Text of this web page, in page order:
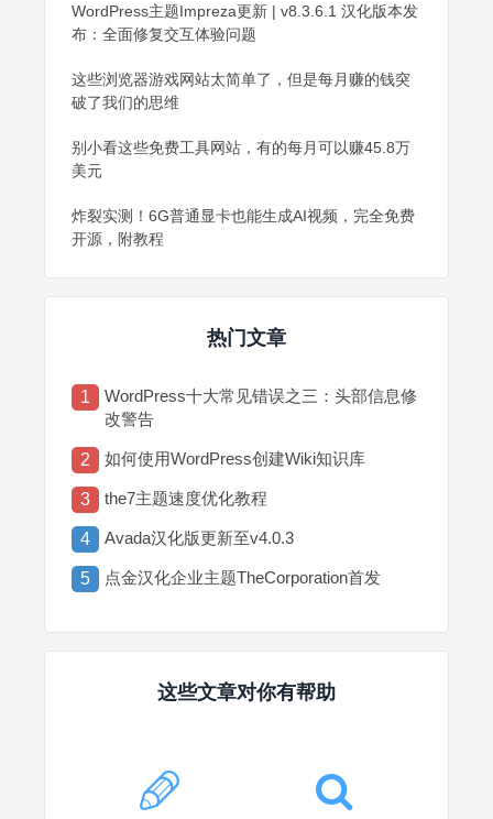
WordPress主题Impreza更新 | v8.3.6.1 汉化版本发
布：全面修复交互体验问题
这些浏览器游戏网站太简单了，但是每月赚的钱突
破了我们的思维
别小看这些免费工具网站，有的每月可以赚45.8万
美元
炸裂实测！6G普通显卡也能生成AI视频，完全免费
开源，附教程
热门文章
1
WordPress十大常见错误之三：头部信息修
改警告
2 如何使用WordPress创建Wiki知识库
3 the7主题速度优化教程
4 Avada汉化版更新至v4.0.3
5 点金汉化企业主题TheCorporation首发
这些文章对你有帮助